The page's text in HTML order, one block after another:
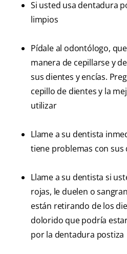
Si usted usa dentadura
limpios
Pídale al odontólogo,
manera de cepillarse y
sus dientes y encías.
cepillo de dientes y la
utilizar
Llame a su dentista
tiene problemas con sus
Llame a su dentista si
rojas, le duelen o
están retirando de los
dolorido que podría
por la dentadura postiza